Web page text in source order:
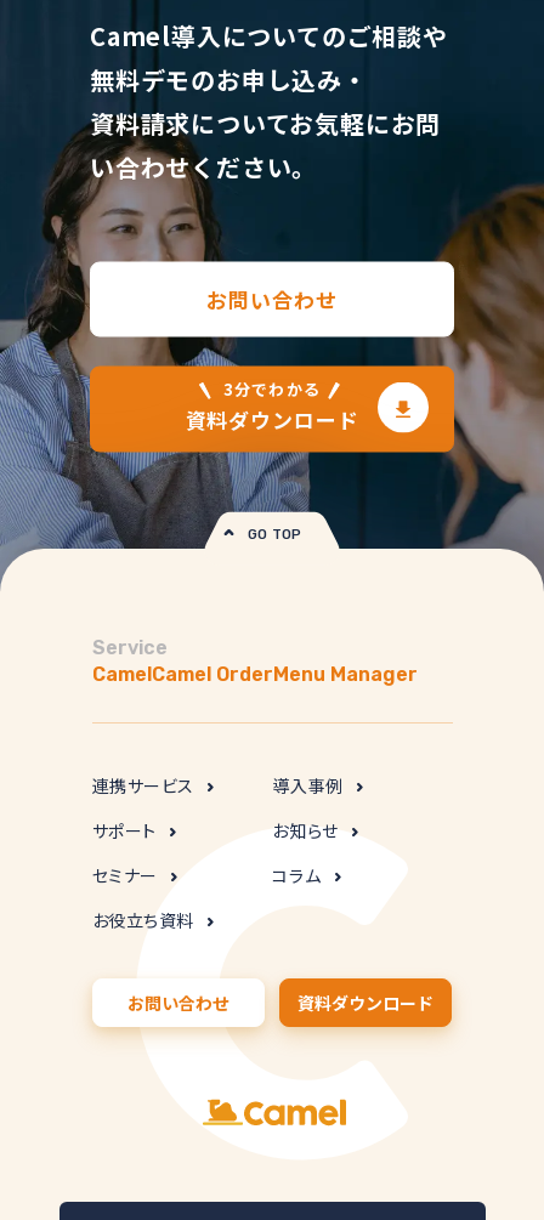
Camel導入についてのご相談や
無料デモのお申し込み・
資料請求についてお気軽にお問
い合わせください。
お問い合わせ
3分でわかる
資料ダウンロード
Service
CamelCamel OrderMenu Manager
連携サービス
サポート
セミナー
導入事例
お知らせ
コラム
お役立ち資料
お問い合わせ 資料ダウンロード
GO TOP